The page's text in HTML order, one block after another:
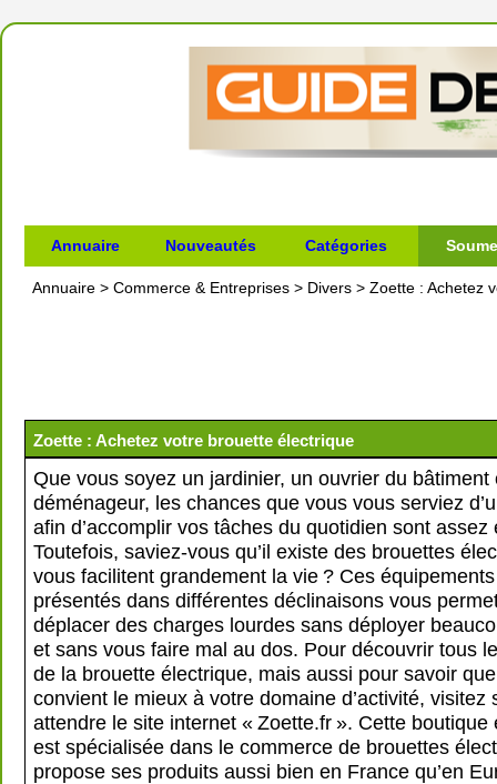
Annuaire Nouveautés Catégories
Annuaire > Commerce & Entreprises > Divers > Zoette : Achetez
Zoette : Achetez votre brouette électrique
Que vous soyez un jardinier, un ouvrier du bâtiment
déménageur, les chances que vous vous serviez
afin d’accomplir vos tâches du quotidien sont assez
Toutefois, saviez-vous qu’il existe des brouettes
vous facilitent grandement la vie ? Ces
présentés dans différentes déclinaisons vous
déplacer des charges lourdes sans déployer
et sans vous faire mal au dos. Pour découvrir tous
de la brouette électrique, mais aussi pour savoir
convient le mieux à votre domaine d’activité, visitez
attendre le site internet « Zoette.fr ». Cette boutique
est spécialisée dans le commerce de brouettes
propose ses produits aussi bien en France qu’en